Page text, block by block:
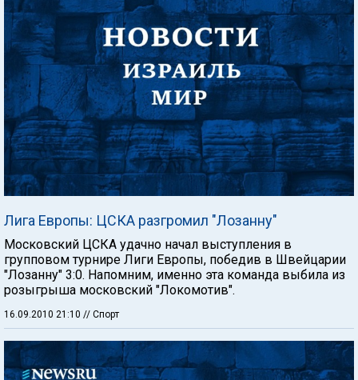
Лига Европы: ЦСКА разгромил "Лозанну"
Московский ЦСКА удачно начал выступления в
групповом турнире Лиги Европы, победив в Швейцарии
"Лозанну" 3:0. Напомним, именно эта команда выбила из
розыгрыша московский "Локомотив".
16.09.2010 21:10 // Спорт